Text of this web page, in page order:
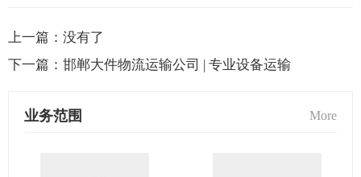
上一篇： 没有了
下一篇： 邯郸大件物流运输公司 | 专业设备运输
业务范围 More